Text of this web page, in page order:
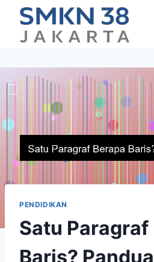
content
PENDIDIKAN
Satu Paragraf
Baris?